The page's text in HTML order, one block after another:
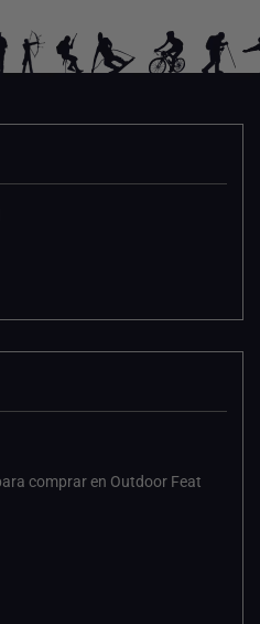
comprar en Outdoor Feat